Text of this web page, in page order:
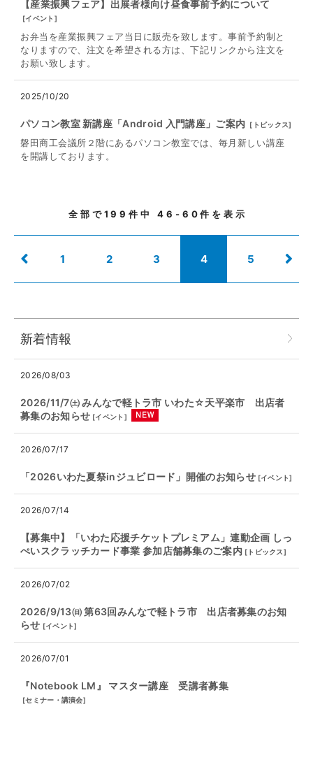
【産業振興フェア】出展者様向け昼食事前予約について
[イベント ]
お弁当を産業振興フェア当日に販売を致します。事前予約制と
なりますので、注文を希望される方は、下記リンクから注文を
お願い致します。
2025/10/20
パソコン教室 新講座「Android 入門講座」ご案内 [ トピックス]
磐田商工会議所２階にあるパソコン教室では、毎月新しい講座
を開講しております。
全部で199件中 46-60件を表示
1 2 3 4 5
新着情報
2026/08/03
2026/11/7㈯ みんなで軽トラ市 いわた☆天平楽市 出店者
募集のお知らせ [イベント ]
2026/07/17
「2026いわた夏祭inジュビロード」開催のお知らせ [イベント]
2026/07/14
【募集中】「いわた応援チケットプレミアム」連動企画 しっ
ぺいスクラッチカード事業 参加店舗募集のご案内 [ トピックス]
2026/07/02
2026/9/13㈰ 第63回みんなで軽トラ市 出店者募集のお知
らせ [イベント]
2026/07/01
『Notebook LM』 マスター講座 受講者募集
[セミナー・講演会]